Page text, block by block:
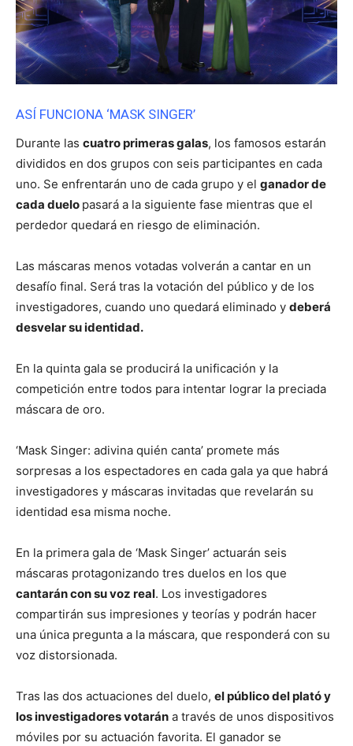
ASÍ FUNCIONA ‘MASK SINGER’
Durante las cuatro primeras galas, los famosos estarán
divididos en dos grupos con seis participantes en cada
uno. Se enfrentarán uno de cada grupo y el ganador de
cada duelo pasará a la siguiente fase mientras que el
perdedor quedará en riesgo de eliminación.
Las máscaras menos votadas volverán a cantar en un
desafío final. Será tras la votación del público y de los
investigadores, cuando uno quedará eliminado y deberá
desvelar su identidad.
En la quinta gala se producirá la unificación y la
competición entre todos para intentar lograr la preciada
máscara de oro.
‘Mask Singer: adivina quién canta’ promete más
sorpresas a los espectadores en cada gala ya que habrá
investigadores y máscaras invitadas que revelarán su
identidad esa misma noche.
En la primera gala de ‘Mask Singer’ actuarán seis
máscaras protagonizando tres duelos en los que
cantarán con su voz real. Los investigadores
compartirán sus impresiones y teorías y podrán hacer
una única pregunta a la máscara, que responderá con su
voz distorsionada.
Tras las dos actuaciones del duelo, el público del plató y
los investigadores votarán a través de unos dispositivos
móviles por su actuación favorita. El ganador se